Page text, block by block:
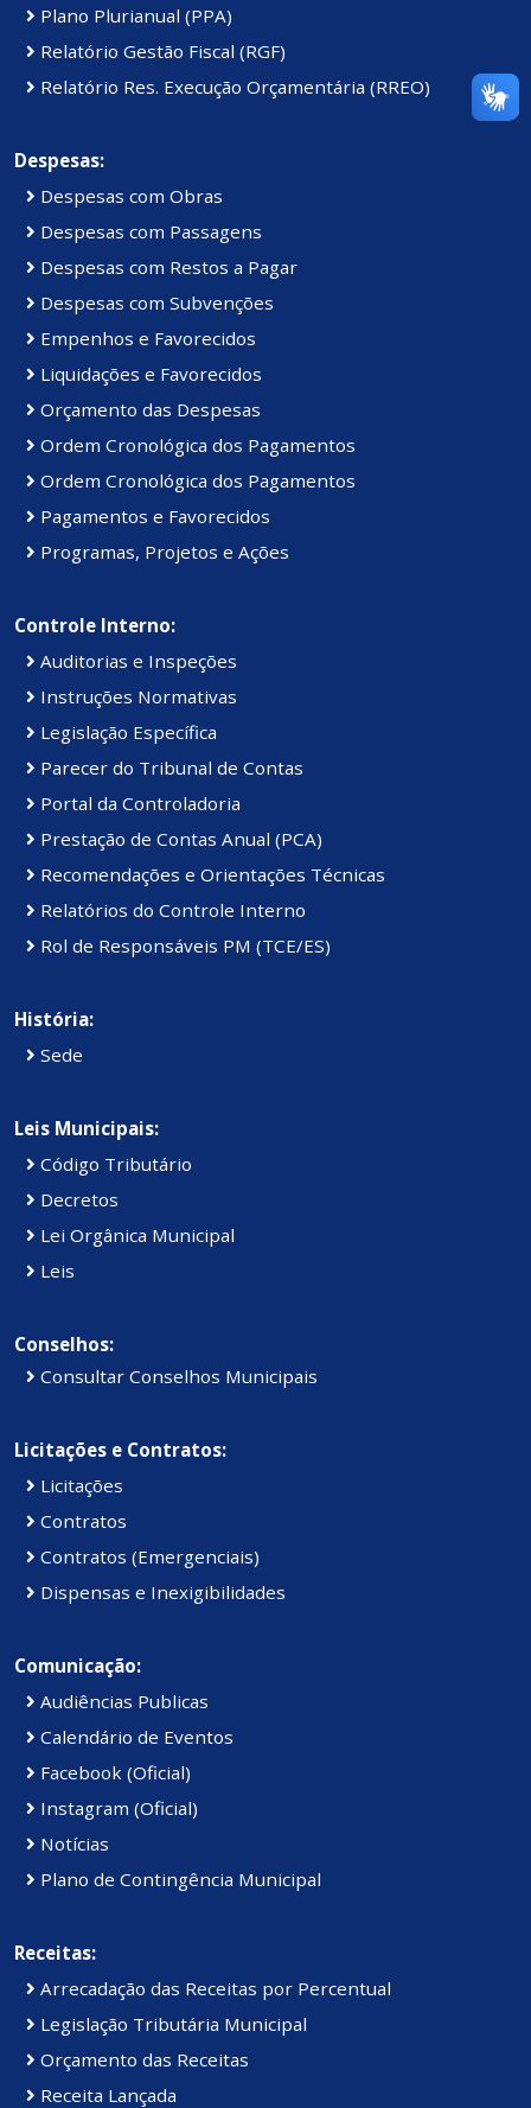
Plano Plurianual (PPA)
Relatório Gestão Fiscal (RGF)
Relatório Res. Execução Orçamentária (RREO)
Despesas:
Despesas com Obras
Despesas com Passagens
Despesas com Restos a Pagar
Despesas com Subvenções
Empenhos e Favorecidos
Liquidações e Favorecidos
Orçamento das Despesas
Ordem Cronológica dos Pagamentos
Ordem Cronológica dos Pagamentos
Pagamentos e Favorecidos
Programas, Projetos e Ações
Controle Interno:
Auditorias e Inspeções
Instruções Normativas
Legislação Específica
Parecer do Tribunal de Contas
Portal da Controladoria
Prestação de Contas Anual (PCA)
Recomendações e Orientações Técnicas
Relatórios do Controle Interno
Rol de Responsáveis PM (TCE/ES)
História:
Sede
Leis Municipais:
Código Tributário
Decretos
Lei Orgânica Municipal
Leis
Conselhos:
Consultar Conselhos Municipais
Licitações e Contratos:
Licitações
Contratos
Contratos (Emergenciais)
Dispensas e Inexigibilidades
Comunicação:
Audiências Publicas
Calendário de Eventos
Facebook (Oficial)
Instagram (Oficial)
Notícias
Plano de Contingência Municipal
Receitas:
Arrecadação das Receitas por Percentual
Legislação Tributária Municipal
Orçamento das Receitas
Receita Lançada